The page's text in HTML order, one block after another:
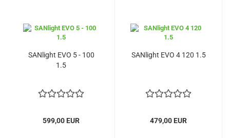
SANlight EVO 5 - 100
1.5
599,00 EUR
SANlight EVO 4 120 1.5
479,00 EUR